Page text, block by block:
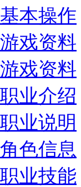
基本操作
游戏资料
游戏资料
职业介绍
职业说明
角色信息
职业技能